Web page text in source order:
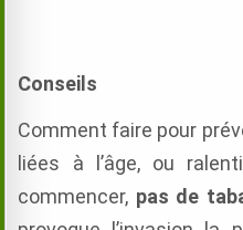
Conseils
Comment faire pour
liées à l’âge, ou
commencer, pas de